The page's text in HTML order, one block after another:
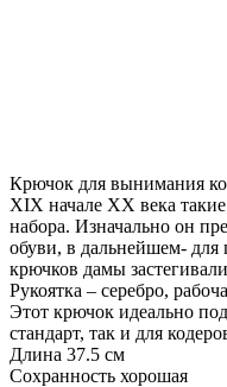
Крючок для вынимания
XIX начале XX века
набора. Изначально он
обуви, в дальнейшем-
крючков дамы
Рукоятка – серебро,
Этот крючок идеально
стандарт, так и для
Длина 37.5 см
Сохранность хорошая